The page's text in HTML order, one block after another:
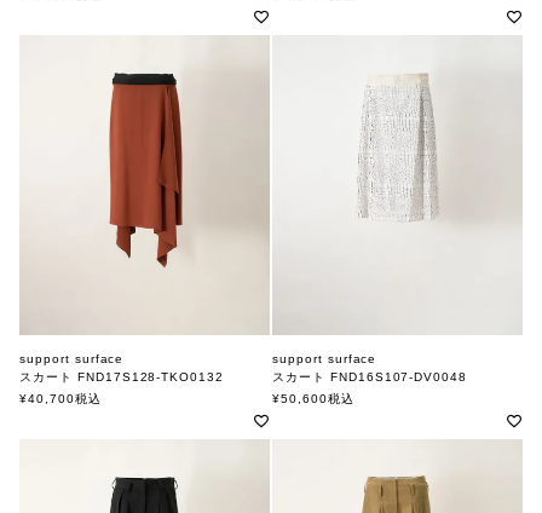
support surface
スカート FND17S128-TKO0132
サポートサーフェス
¥40,700税込
support surface
スカート FND16S107-DV0048
サポートサーフェス
¥50,600税込